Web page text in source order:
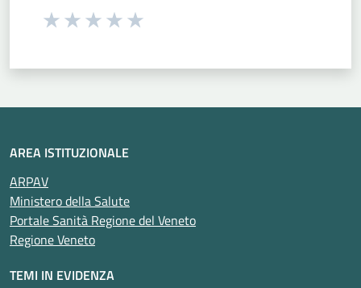
Seleziona una valutazione da 1 a 5 stelle
AREA ISTITUZIONALE
ARPAV
Ministero della Salute
Portale Sanità Regione del Veneto
Regione Veneto
TEMI IN EVIDENZA